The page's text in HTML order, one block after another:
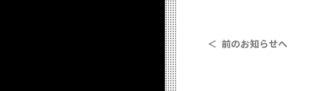
＜ 前のお知らせへ